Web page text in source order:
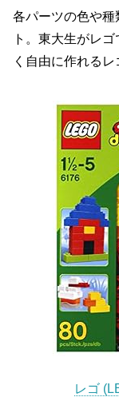
各パーツの色や
ト。東大生がレ
く自由に作れるレ
レゴ